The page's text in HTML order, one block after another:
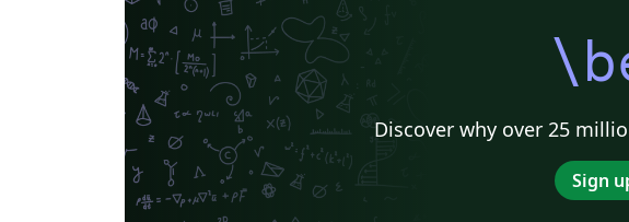
Discover why over 25
Sign